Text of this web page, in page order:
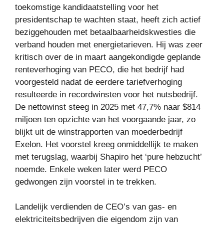
toekomstige kandidaatstelling voor het
presidentschap te wachten staat, heeft zich actief
beziggehouden met betaalbaarheidskwesties die
verband houden met energietarieven. Hij was zeer
kritisch over de in maart aangekondigde geplande
renteverhoging van PECO, die het bedrijf had
voorgesteld nadat de eerdere tariefverhoging
resulteerde in recordwinsten voor het nutsbedrijf.
De nettowinst steeg in 2025 met 47,7% naar $814
miljoen ten opzichte van het voorgaande jaar, zo
blijkt uit de winstrapporten van moederbedrijf
Exelon. Het voorstel kreeg onmiddellijk te maken
met terugslag, waarbij Shapiro het ‘pure hebzucht’
noemde. Enkele weken later werd PECO
gedwongen zijn voorstel in te trekken.
Landelijk verdienden de CEO’s van gas- en
elektriciteitsbedrijven die eigendom zijn van